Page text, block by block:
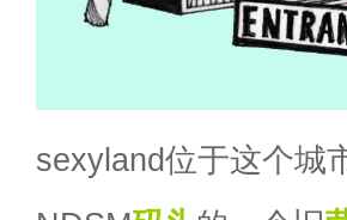
sexyland位于这个城